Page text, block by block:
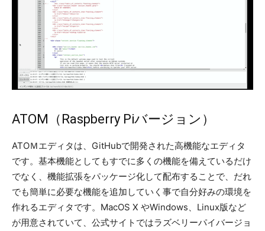
ATOM（Raspberry Piバージョン）
ATOＭエディタは、GitHubで開発された高機能なエディタ
です。基本機能としてもすでに多くの機能を備えているだけ
でなく、機能拡張をパッケージ化して配布することで、だれ
でも簡単に必要な機能を追加していく事で自分好みの環境を
作れるエディタです。MacOS X やWindows、Linux版など
が用意されていて、公式サイトではラズベリーパイバージョ